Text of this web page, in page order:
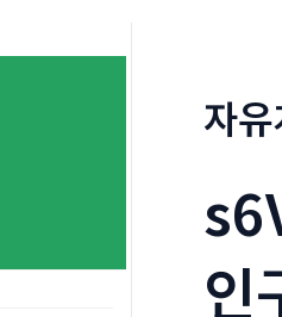
자
인